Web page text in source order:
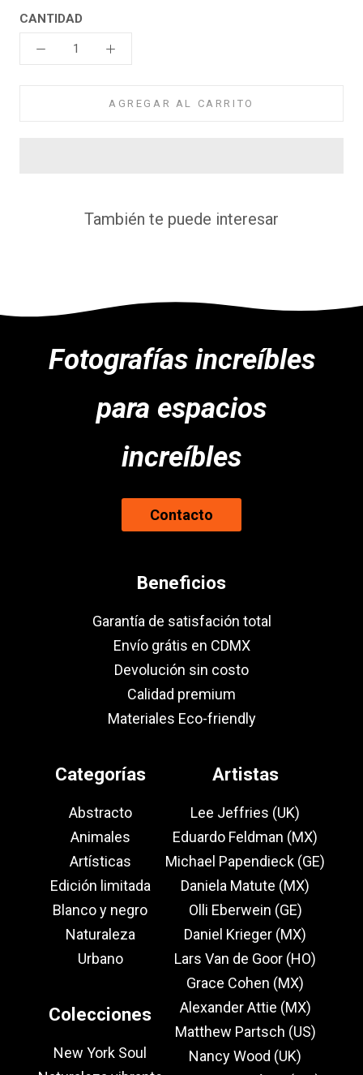
CANTIDAD
AGREGAR AL CARRITO
También te puede interesar
Fotografías increíbles
para espacios
increíbles
Contacto
Beneficios
Garantía de satisfación total
Envío grátis en CDMX
Devolución sin costo
Calidad premium
Materiales Eco-friendly
Categorías
Abstracto
Animales
Artísticas
Edición limitada
Blanco y negro
Naturaleza
Urbano
Colecciones
New York Soul
Artistas
Lee Jeffries (UK)
Eduardo Feldman (MX)
Michael Papendieck (GE)
Daniela Matute (MX)
Olli Eberwein (GE)
Daniel Krieger (MX)
Lars Van de Goor (HO)
Grace Cohen (MX)
Alexander Attie (MX)
Matthew Partsch (US)
Nancy Wood (UK)